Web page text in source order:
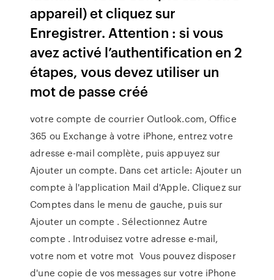
appareil) et cliquez sur
Enregistrer. Attention : si vous
avez activé l’authentification en 2
étapes, vous devez utiliser un
mot de passe créé
votre compte de courrier Outlook.com, Office
365 ou Exchange à votre iPhone, entrez votre
adresse e-mail complète, puis appuyez sur
Ajouter un compte. Dans cet article: Ajouter un
compte à l'application Mail d'Apple. Cliquez sur
Comptes dans le menu de gauche, puis sur
Ajouter un compte . Sélectionnez Autre
compte . Introduisez votre adresse e-mail,
votre nom et votre mot Vous pouvez disposer
d'une copie de vos messages sur votre iPhone